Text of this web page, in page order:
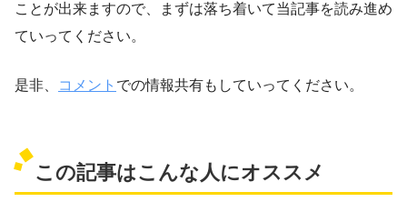
ことが出来ますので、まずは落ち着いて当記事を読み進め
ていってください。
是非、 コメント での情報共有もしていってください。
この記事はこんな人にオススメ